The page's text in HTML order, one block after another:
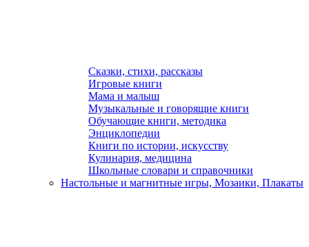
Сказки, стихи, рассказы
Игровые книги
Мама и малыш
Музыкальные и говорящие книги
Обучающие книги, методика
Энциклопедии
Книги по истории, искусству
Кулинария, медицина
Школьные словари и справочники
Настольные и магнитные игры, Мозаики, Плакаты